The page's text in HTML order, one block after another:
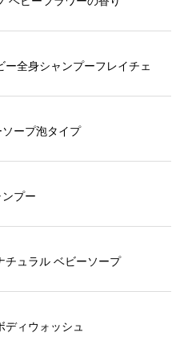
ー全身シャンプーフレイチェ
ープ泡タイプ
プー
チュラル ベビーソープ
ディウォッシュ